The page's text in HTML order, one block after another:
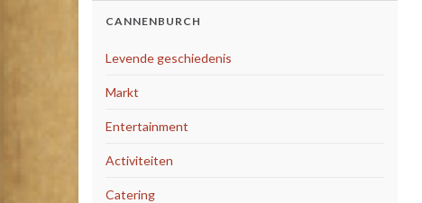
CANNENBURCH
Levende geschiedenis
Markt
Entertainment
Activiteiten
Catering